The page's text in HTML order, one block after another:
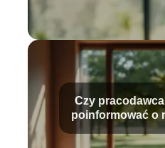
Czy
poinformować o